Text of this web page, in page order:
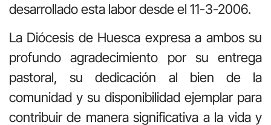
desarrollado esta labor desde el 11-3-2006.
La Diócesis de Huesca expresa a ambos su
profundo agradecimiento por su entrega
pastoral, su dedicación al bien de la
comunidad y su disponibilidad ejemplar para
contribuir de manera significativa a la vida y